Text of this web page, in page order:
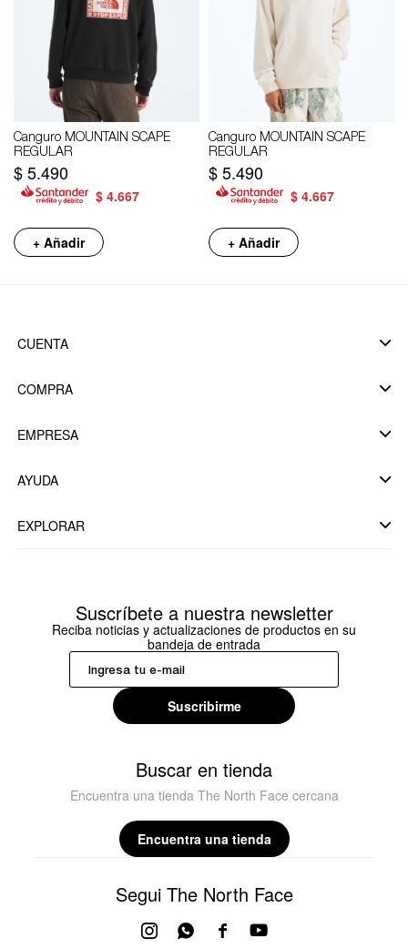
Canguro MOUNTAIN SCAPE
REGULAR
$5.490
$ 4.667
+ Añadir
Canguro MOUNTAIN SCAPE
REGULAR
$5.490
$ 4.667
+ Añadir
CUENTA
COMPRA
EMPRESA
AYUDA
EXPLORAR
Suscríbete a nuestra newsletter
Reciba noticias y actualizaciones de productos en su
bandeja de entrada
Suscribirme
Buscar en tienda
Encuentra una tienda The North Face cercana
Encuentra una tienda
Segui The North Face
 
 